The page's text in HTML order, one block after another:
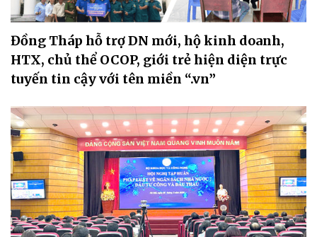
Đồng Tháp hỗ trợ DN mới, hộ kinh doanh,
HTX, chủ thể OCOP, giới trẻ hiện diện trực
tuyến tin cậy với tên miền “.vn”